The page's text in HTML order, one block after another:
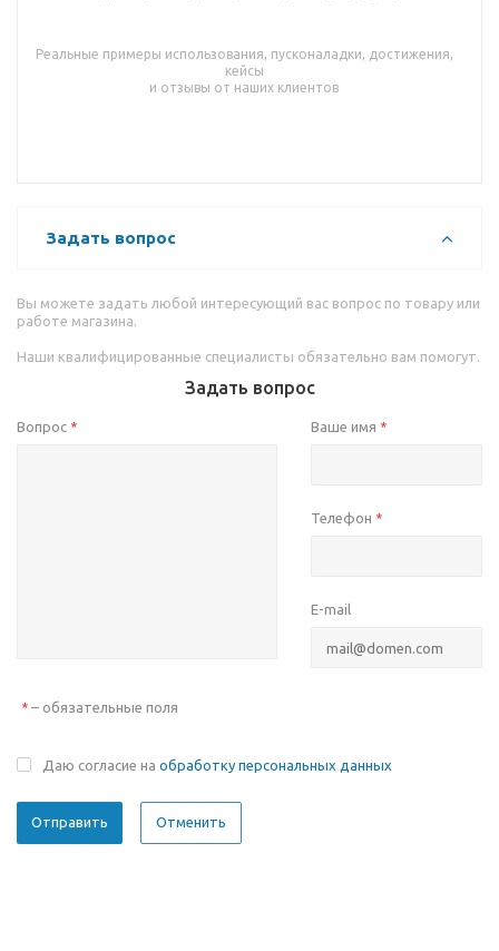
Реальные примеры использования, пусконаладки, достижения,
кейсы
и отзывы от наших клиентов
Задать вопрос
Вы можете задать любой интересующий вас вопрос по товару или
работе магазина.
Наши квалифицированные специалисты обязательно вам помогут.
Задать вопрос
Вопрос * Ваше имя *
Телефон *
E-mail
* – обязательные поля
Даю согласие на обработку персональных данных
Отменить